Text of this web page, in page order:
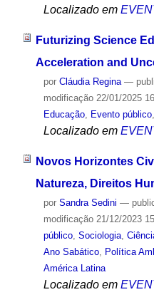
Localizado em
Futurizing Science
Acceleration and
por Cláudia Regina —
modificação22/01/2025
Educação, Evento público,
Localizado em
Novos Horizontes
Natureza, Direitos
por Sandra Sedini —
modificação21/12/2023
público, Sociologia,
Ano Sabático, Política
América Latina
Localizado em